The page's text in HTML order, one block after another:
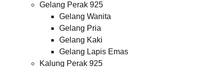
Gelang Perak 925
Gelang Wanita
Gelang Pria
Gelang Kaki
Gelang Lapis Emas
Kalung Perak 925